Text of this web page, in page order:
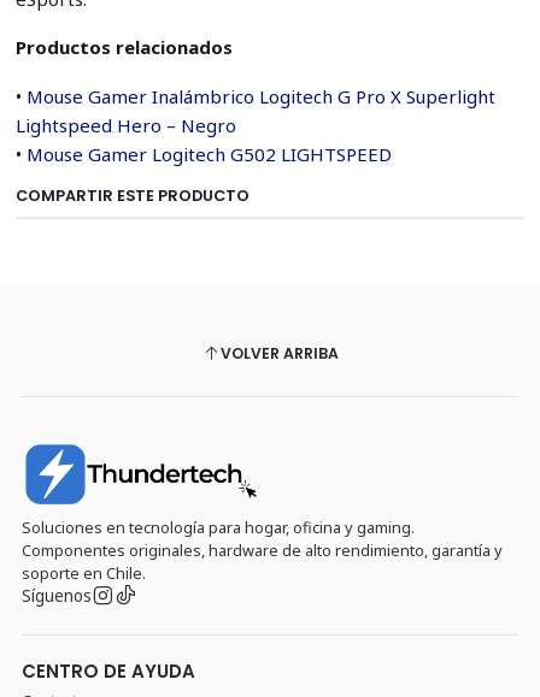
Productos relacionados
• Mouse Gamer Inalámbrico Logitech G Pro X Superlight
Lightspeed Hero – Negro
• Mouse Gamer Logitech G502 LIGHTSPEED
COMPARTIR ESTE PRODUCTO
VOLVER ARRIBA
Soluciones en tecnología para hogar, oficina y gaming.
Componentes originales, hardware de alto rendimiento, garantía y
soporte en Chile.
Síguenos
CENTRO DE AYUDA